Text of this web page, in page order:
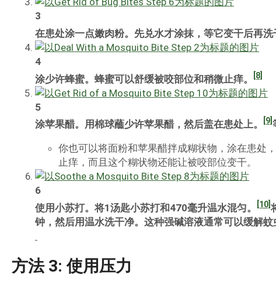
3
在患处涂一点嫩肉粉。先兑水才涂抹，等它变干后再洗
4
涂少许蜂蜜。蜂蜜可以舒缓被咬部位和稍微止痒。
[8]
5
涂苹果醋。用棉球蘸少许苹果醋，然后盖在患处上。
[9]
你也可以将面粉和苹果醋拌成糊状物，涂在患处
止痒，而且这个糊状物还能让被咬部位变干。
6
使用小苏打。将1汤匙小苏打和470毫升温水混匀。
[10]
钟，然后用温水洗干净。这种强碱溶液通常可以缓解蚊
方法 3: 使用压力